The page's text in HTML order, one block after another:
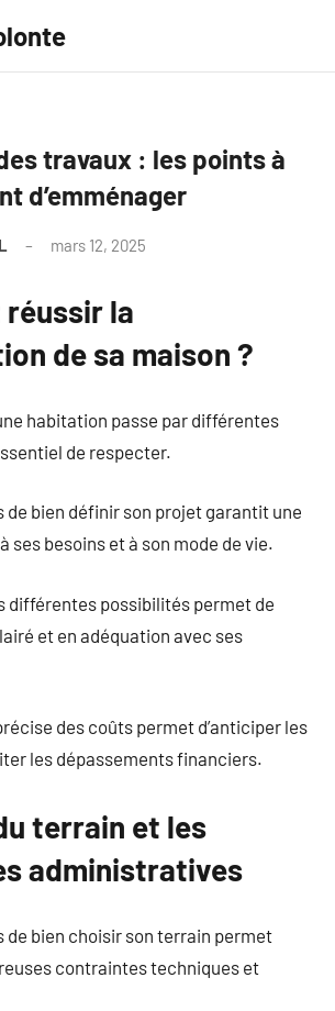
travaux : les points à
d’emménager
mars 12, 2025
réussir la
de sa maison ?
habitation passe par différentes
de respecter.
de bien définir son projet garantit une
ses besoins et à son mode de vie.
différentes possibilités permet de
et en adéquation avec ses
des coûts permet d’anticiper les
les dépassements financiers.
terrain et les
administratives
de bien choisir son terrain permet
contraintes techniques et